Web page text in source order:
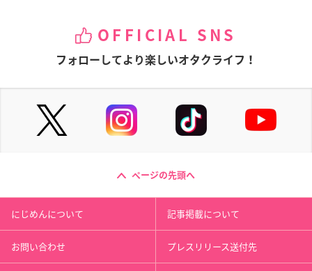
OFFICIAL SNS
フォローしてより楽しいオタクライフ！
ページの先頭へ
にじめんについて 記事掲載について
お問い合わせ プレスリリース送付先